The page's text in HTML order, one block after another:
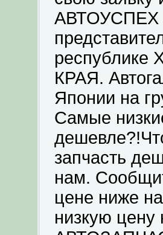
АВТОУСПЕХ
КРАЯ.
Японии на
Самые
запчасть
нам.
цене ниже
низкую цену